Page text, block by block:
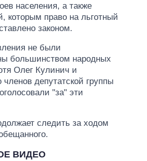
населения, а также
которым право на льготный
законом.
не были
большинством народных
Олег Кулинич и
депутатской группы
"за" эти
следить за ходом
ВИДЕО